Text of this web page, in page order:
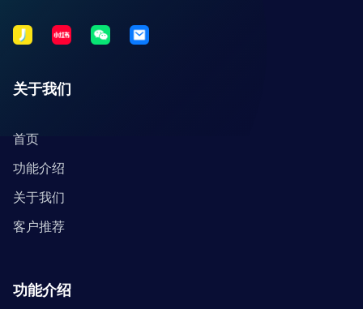
关于我们
首页
功能介绍
关于我们
客户推荐
功能介绍